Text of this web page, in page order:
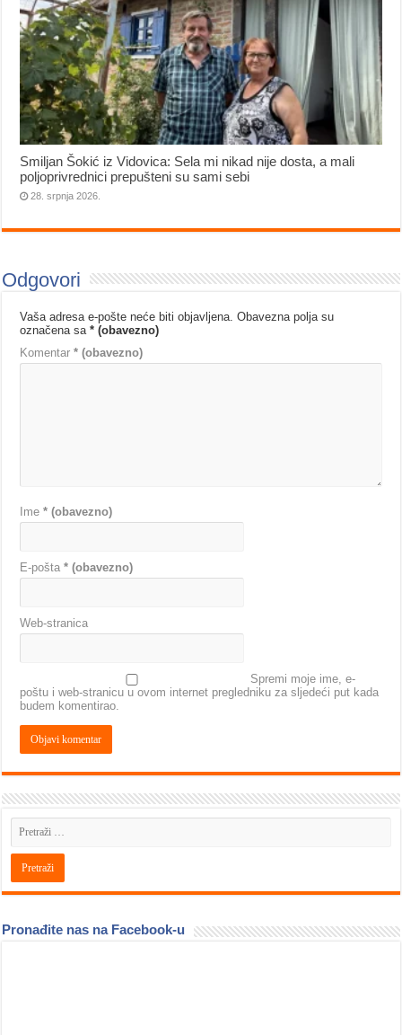
Smiljan Šokić iz Vidovica: Sela mi nikad nije dosta, a mali
poljoprivrednici prepušteni su sami sebi
28. srpnja 2026.
Odgovori
Vaša adresa e-pošte neće biti objavljena. Obavezna polja su
označena sa* (obavezno)
Komentar* (obavezno)
Ime* (obavezno)
E-pošta* (obavezno)
Web-stranica
Spremi moje ime, e-
poštu i web-stranicu u ovom internet pregledniku za sljedeći put kada
budem komentirao.
Pronađite nas na Facebook-u